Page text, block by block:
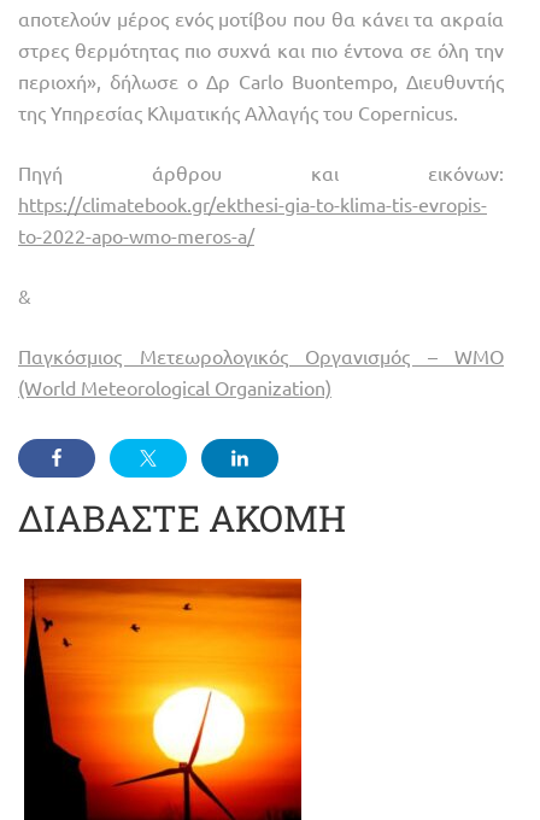
αποτελούν μέρος ενός μοτίβου που θα κάνει τα ακραία
στρες θερμότητας πιο συχνά και πιο έντονα σε όλη την
περιοχή», δήλωσε ο Δρ Carlo Buontempo, Διευθυντής
της Υπηρεσίας Κλιματικής Αλλαγής του Copernicus.
Πηγή άρθρου και εικόνων:
https://climatebook.gr/ekthesi-gia-to-klima-tis-evropis-
to-2022-apo-wmo-meros-a/
&
Παγκόσμιος Μετεωρολογικός Οργανισμός – WMO
(World Meteorological Organization)
ΔΙΑΒΑΣΤΕ ΑΚΟΜΗ